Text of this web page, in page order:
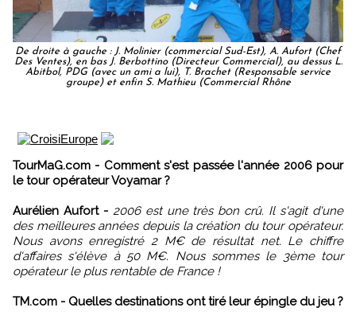
De droite à gauche : J. Molinier (commercial Sud-Est), A. Aufort (Chef
Des Ventes), en bas J. Berbottino (Directeur Commercial), au dessus L.
Abitbol, PDG (avec un ami a lui), T. Brachet (Responsable service
groupe) et enfin S. Mathieu (Commercial Rhône
TourMaG.com - Comment s'est passée l'année 2006 pour
le tour opérateur Voyamar ?
Aurélien Aufort - 2006 est une très bon crû. Il s'agit d'une
des meilleures années depuis la création du tour opérateur.
Nous avons enregistré 2 M€ de résultat net. Le chiffre
d'affaires s'élève à 50 M€. Nous sommes le 3ème tour
opérateur le plus rentable de France !
TM.com - Quelles destinations ont tiré leur épingle du jeu ?